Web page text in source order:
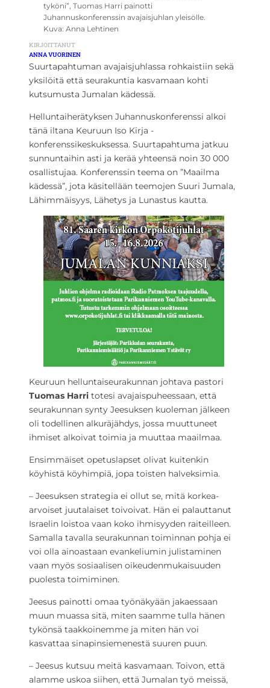
tyköni”, Tuomas Harri painotti
Juhannuskonferenssin avajaisjuhlan yleisölle.
Kuva: Anna Lehtinen
KIRJOITTANUT
ANNA VUORINEN
Suurtapahtuman avajaisjuhlassa rohkaistiin sekä
yksilöitä että seurakuntia kasvamaan kohti
kutsumusta Jumalan kädessä.
Helluntaiherätyksen Juhannuskonferenssi alkoi
tänä iltana Keuruun Iso Kirja -
konferenssikeskuksessa. Suurtapahtuma jatkuu
sunnuntaihin asti ja kerää yhteensä noin 30 000
osallistujaa. Konferenssin teema on ”Maailma
kädessä”, jota käsitellään teemojen Suuri Jumala,
Lähimmäisyys, Lähetys ja Lunastus kautta.
Keuruun helluntaiseurakunnan johtava pastori
Tuomas Harri totesi avajaispuheessaan, että
seurakunnan synty Jeesuksen kuoleman jälkeen
oli todellinen alkuräjähdys, jossa muuttuneet
ihmiset alkoivat toimia ja muuttaa maailmaa.
Ensimmäiset opetuslapset olivat kuitenkin
köyhistä köyhimpiä, jopa toisten halveksimia.
– Jeesuksen strategia ei ollut se, mitä korkea-
arvoiset juutalaiset toivoivat. Hän ei palauttanut
Israelin loistoa vaan koko ihmisyyden raiteilleen.
Samalla tavalla seurakunnan toiminnan pohja ei
voi olla ainoastaan evankeliumin julistaminen
vaan myös sosiaalisen oikeudenmukaisuuden
puolesta toimiminen.
Jeesus painotti omaa työnäkyään jakaessaan
muun muassa sitä, miten saamme tulla hänen
tykönsä taakkoinemme ja miten hän voi
kasvattaa sinapinsiemenestä suuren puun.
– Jeesus kutsuu meitä kasvamaan. Toivon, että
alamme uskoa siihen, että Jumalan työ meissä,